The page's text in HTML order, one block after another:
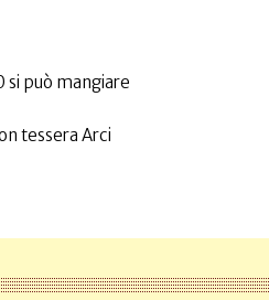
si può mangiare
tessera Arci